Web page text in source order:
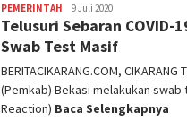
PEMERINTAH admin
9 Juli 2020
Telusuri Sebaran COVID-
Swab Test Masif
BERITACIKARANG.COM,
(Pemkab) Bekasi melakukan swab
Reaction) Baca Selengkapnya